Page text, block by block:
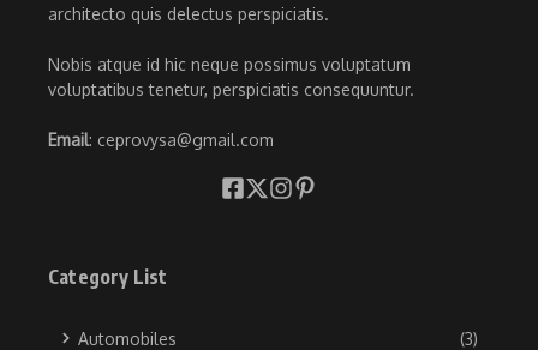
architecto quis delectus perspiciatis.
Nobis atque id hic neque possimus voluptatum
voluptatibus tenetur, perspiciatis consequuntur.
Email: ceprovysa@gmail.com
Category List
Automobiles (3)